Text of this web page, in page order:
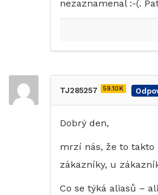
nezaznamenal :-(.
TJ285257 59.10K
Dobrý den,
mrzí nás, že to takto
zákazníky, u
Co se týká aliasů –